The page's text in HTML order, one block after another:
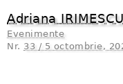
Adriana
Evenimente
Nr. 33 / 5 octombrie,